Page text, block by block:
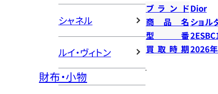
シャネル
ルイ・ヴィトン
財布・小物
ブランドDior
商品名 ショル
型番
買取時期2026